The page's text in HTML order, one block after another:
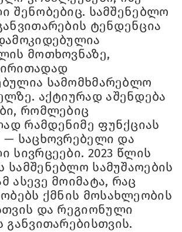
შენობებიც. სამშენებლო
ტენდენცია
მოთხოვნაზე,
სამომხმარებლო
აქტიურად აშენდება
რომლებიც
რამდენიმე ფუნქციას
— საცხოვრებელი და
სივრცეები. 2023 წლის
სამუშაოების
ასევე მოიმატა, რაც
ქმნის მოსახლეობის
და რეგიონული
განვითარებისთვის.